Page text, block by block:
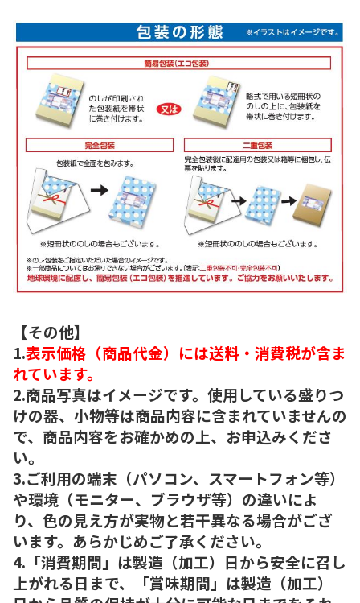
【その他】
1.表示価格（商品代金）には送料・消費税が含ま
れています。
2.商品写真はイメージです。使用している盛りつ
けの器、小物等は商品内容に含まれていませんの
で、商品内容をお確かめの上、お申込みくださ
い。
3.ご利用の端末（パソコン、スマートフォン等）
や環境（モニター、ブラウザ等）の違いによ
り、色の見え方が実物と若干異なる場合がござ
います。あらかじめご了承ください。
4.「消費期間」は製造（加工）日から安全に召し
上がれる日まで、「賞味期間」は製造（加工）